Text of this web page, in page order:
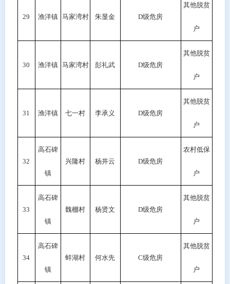
29 渔洋镇 马家湾村 朱显金 D级危房
其他脱贫
户
30 渔洋镇 马家湾村 彭礼武 D级危房
其他脱贫
户
31 渔洋镇 七一村 李承义 D级危房
其他脱贫
户
32
高石碑
镇
兴隆村 杨井云 D级危房
农村低保
户
33
高石碑
镇
魏棚村 杨贤文 D级危房
其他脱贫
户
34
高石碑
镇
蚌湖村 何水先 C级危房
其他脱贫
户